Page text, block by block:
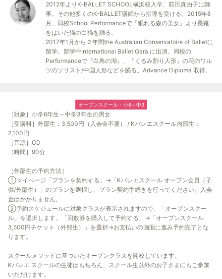
2012年よりK-BALLET SCHOOL横浜校入学、前田真由子に師
事。その他多くのK-BALLET講師から指導を受ける。2015年8
月、同校School Performanceで『眠れる森の美女』より長靴
をはいた猫の白猫を踊る。
2017年1月から２年間the Australian Conservatoire of Balletに
留学。留学中International Ballet Gara に出演。同校の
Performanceで『白鳥の湖』、『くるみ割り人形』の花のワル
ツのソリスト/中国人形などを踊る。Advance Diploma 取得。
オープンスクール - 小6～中3
［対象］小学6年生～中学3年生の男女
［受講料］外部生：3,500円（入会金不要） / Kバレエスクール内部生：
2,100円
［音源］CD
［時間］90分
［外部生の予約方法］
①マイページ「プランを契約する」→「Kバレエスクール オープン会員（子
供/外部生）」のプランを選択し、プラン契約手続きを行ってください。入会
金はかかりません。
②予約スケジュールに対象クラスが表示されますので、「オープンスクー
ル」を選択します。「回数券を購入して予約する」→「オープンスクール
3,500円チケット（外部生）」を選択→お支払いの画面に進み予約完了とな
ります。
スクールメソッドに基づいたオープンクラスを開校しています。
Kバレエ スクールの生徒はもちろん、スクール生以外のお子さまにもご参加
いただけます。